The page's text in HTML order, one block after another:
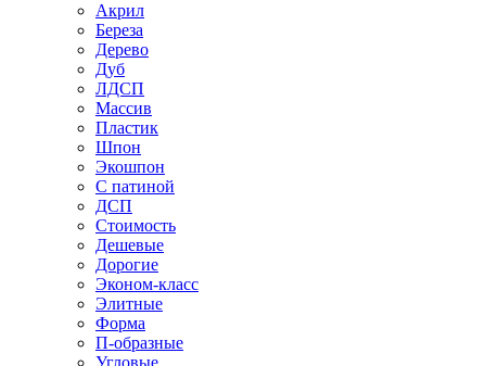
Акрил
Береза
Дерево
Дуб
ЛДСП
Массив
Пластик
Шпон
Экошпон
С патиной
ДСП
Стоимость
Дешевые
Дорогие
Эконом-класс
Элитные
Форма
П-образные
Угловые